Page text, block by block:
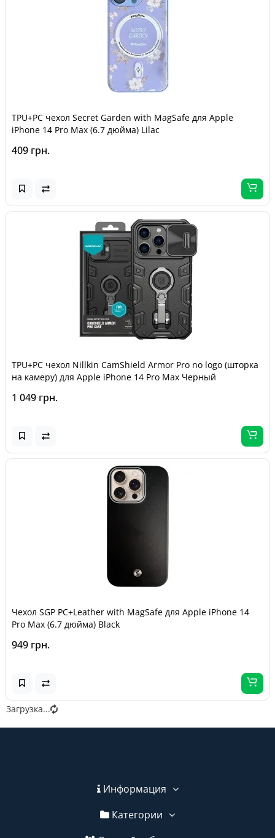
TPU+PC чехол Secret Garden with MagSafe для Apple
iPhone 14 Pro Max (6.7 дюйма) Lilac
409 грн.
TPU+PC чехол Nillkin CamShield Armor Pro no logo (шторка
на камеру) для Apple iPhone 14 Pro Max Черный
1 049 грн.
Чехол SGP PC+Leather with MagSafe для Apple iPhone 14
Pro Max (6.7 дюйма) Black
949 грн.
Загрузка...
Информация
Категории